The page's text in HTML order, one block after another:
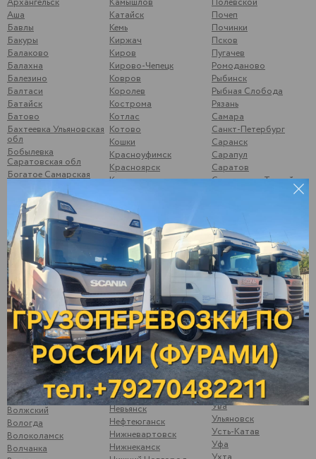
Аша
Бавлы
Бакуры
Балаково
Балахна
Балезино
Балтаси
Батайск
Батово
Бахтеевка Ульяновская
обл
Бобылевка
Саратовская обл
Богатое Самарская
Боковой Майдан
Болгары
Большой Солтан
Бор, Нижегородская
обл
Брыковка
Брянск
Бугульма
Бузулук
Буинск
Варна
Верхние Татышлы
Верхняя Мактама
Верхошижемье
Владимир
Волгоград
Волжск
Волжский
Вологда
Волоколамск
Волчанка
Катайск
Кемь
Киржач
Киров
Кирово-Чепецк
Ковров
Королев
Кострома
Котлас
Котово
Кошки
Красноуфимск
Красноярск
Кстово
Курск
Кушумский Ершов
Ликино-Дулёво
Липецк
Лыткарино
Люберцы
Магнитогорск
Малая Вишера
Малая Пурга
Менделеевск
Можайск
Можга
Москва
Мулянка
Муром
Набережные Челны
Невьянск
Нефтеюганск
Нижневартовск
Нижнекамск
Почеп
Починки
Псков
Пугачев
Ромоданово
Рыбинск
Рыбная Слобода
Рязань
Самара
Санкт-Петербург
Саранск
Сарапул
Саратов
Свердлово, Тоцкий р-
Смоленск
Соликамск
Старый Оскол
Стрижи
Суздаль
Сургут
Сызрань
Сыктывкар
Тамбов
Тверь
Темрюк
Тимашево
Тольятти
Ува
Ульяновск
Усть-Катав
Уфа